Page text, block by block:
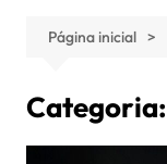
Página inicial
Categoria: